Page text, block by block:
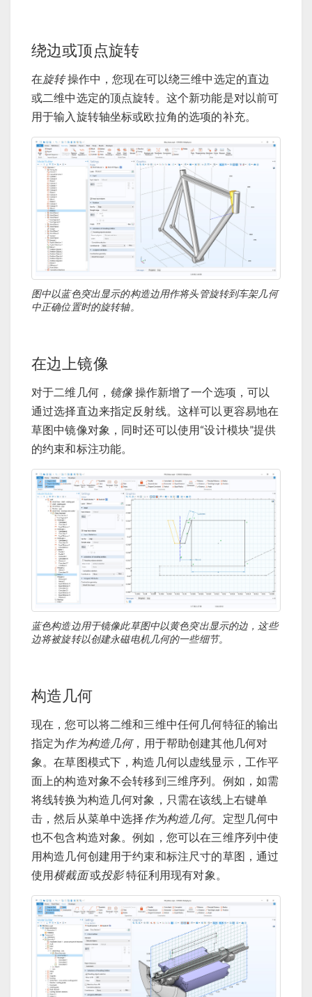
绕边或顶点旋转
在旋转操作中，您现在可以绕三维中选定的直边
或二维中选定的顶点旋转。这个新功能是对以前可
用于输入旋转轴坐标或欧拉角的选项的补充。
图中以蓝色突出显示的构造边用作将头管旋转到车架几何
中正确位置时的旋转轴。
在边上镜像
对于二维几何， 镜像 操作新增了一个选项，可以
通过选择直边来指定反射线。这样可以更容易地在
草图中镜像对象，同时还可以使用“设计模块”提供
的约束和标注功能。
蓝色构造边用于镜像此草图中以黄色突出显示的边，这些
边将被旋转以创建永磁电机几何的一些细节。
构造几何
现在，您可以将二维和三维中任何几何特征的输出
指定为作为构造几何，用于帮助创建其他几何对
象。在草图模式下，构造几何以虚线显示，工作平
面上的构造对象不会转移到三维序列。例如，如需
将线转换为构造几何对象，只需在该线上右键单
击，然后从菜单中选择作为构造几何。定型几何中
也不包含构造对象。例如，您可以在三维序列中使
用构造几何创建用于约束和标注尺寸的草图，通过
使用横截面或投影特征利用现有对象。